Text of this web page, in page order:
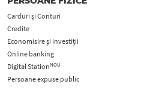
Carduri şi Conturi
Credite
Economisire și investiții
Online banking
Digital StationNOU
Persoane expuse public